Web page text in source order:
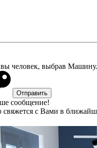
человек, выбрав Машину.
сообщение!
с Вами в